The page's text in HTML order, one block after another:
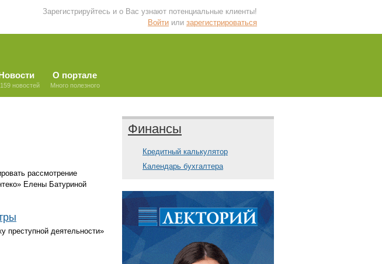
Зарегистрируйтесь и о Вас узнают потенциальные клиенты!
Войти или зарегистрироваться
новостей
О портале
Много полезного
рассмотрение
Елены Батуриной
преступной деятельности»
Финансы
Кредитный калькулятор
Календарь бухгалтера